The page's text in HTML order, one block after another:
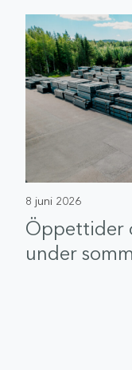
8 juni 2026
Öppettider
under